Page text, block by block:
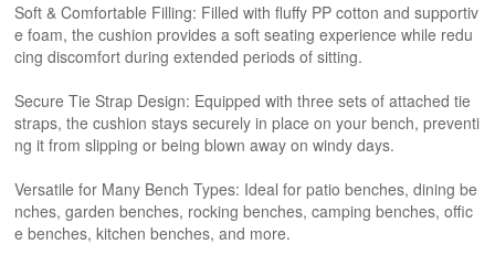
Soft & Comfortable Filling: Filled with fluffy PP cotton and supportiv
e foam, the cushion provides a soft seating experience while redu
cing discomfort during extended periods of sitting.
Secure Tie Strap Design: Equipped with three sets of attached tie
straps, the cushion stays securely in place on your bench, preventi
ng it from slipping or being blown away on windy days.
Versatile for Many Bench Types: Ideal for patio benches, dining be
nches, garden benches, rocking benches, camping benches, offic
e benches, kitchen benches, and more.